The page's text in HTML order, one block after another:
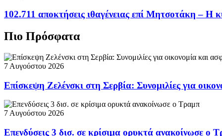
102.711 αποκτήσεις ιθαγένειας επί Μητσοτάκη – Η
Πιο Πρόσφατα
7 Αυγούστου 2026
Επίσκεψη Ζελένσκι στη Σερβία: Συνομιλίες για
7 Αυγούστου 2026
Επενδύσεις 3 δισ. σε κρίσιμα ορυκτά ανακοίνωσε ο